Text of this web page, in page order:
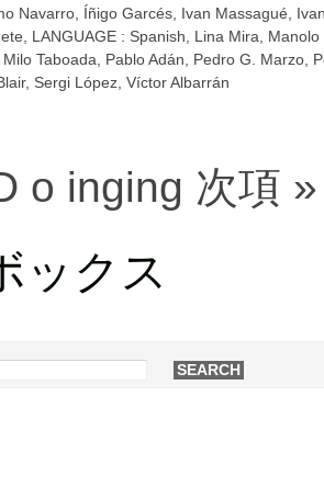
Navarro Íñigo Garcés Ivan Massagué
LANGUAGE : Spanish Lina Mira
Manolo
Milo Taboada Pablo Adán Pedro G. Marzo
, Sergi López ,Víctor Albarrán
o inging 次項 »
ックス